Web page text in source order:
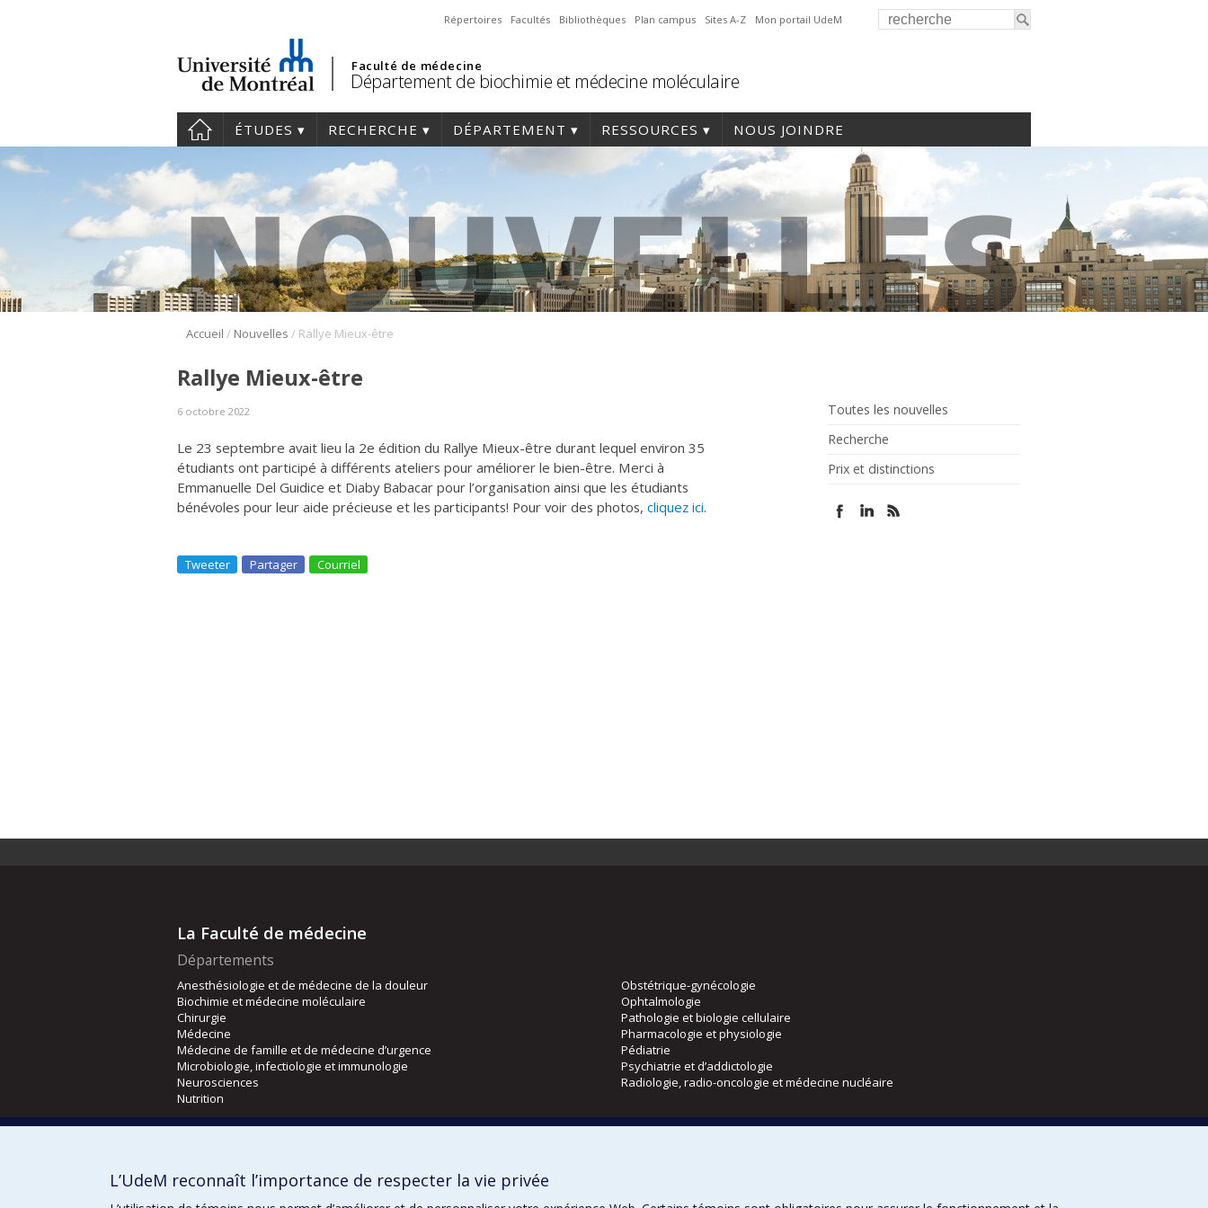
Répertoires Facultés Bibliothèques Plan campus Sites A-Z Mon portail UdeM
Faculté de médecine
Département de biochimie et médecine moléculaire
ÉTUDES RECHERCHE DÉPARTEMENT RESSOURCES NOUS JOINDRE
Accueil / Nouvelles / Rallye Mieux-être
Toutes les nouvelles
Recherche
Prix et distinctions
Rallye Mieux-être
6 octobre 2022
Le 23 septembre avait lieu la 2e édition du Rallye Mieux-être durant lequel environ 35
étudiants ont participé à différents ateliers pour améliorer le bien-être. Merci à
Emmanuelle Del Guidice et Diaby Babacar pour l’organisation ainsi que les étudiants
bénévoles pour leur aide précieuse et les participants! Pour voir des photos, cliquez ici.
Tweeter Partager Courriel
La Faculté de médecine
Départements
Anesthésiologie et de médecine de la douleur
Biochimie et médecine moléculaire
Chirurgie
Médecine
Médecine de famille et de médecine d’urgence
Microbiologie, infectiologie et immunologie
Neurosciences
Nutrition
Obstétrique-gynécologie
Ophtalmologie
Pathologie et biologie cellulaire
Pharmacologie et physiologie
Pédiatrie
Psychiatrie et d’addictologie
Radiologie, radio-oncologie et médecine nucléaire
Orthophonie et audiologie
L’UdeM reconnaît l’importance de respecter la vie privée